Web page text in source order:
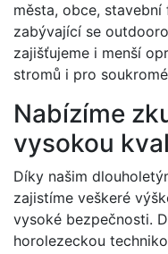
města, obce,
zabývající se
zajišťujeme i menší
stromů i pro
Nabízíme
vysokou
Díky našim
zajistíme veškeré
vysoké bezpečnosti.
horolezeckou